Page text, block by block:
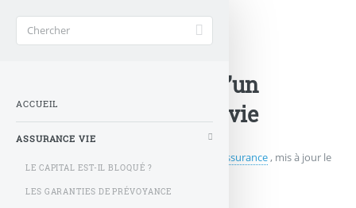
L’arbitrage au sein d’un
contrat d’assurance vie
NotreAssurance, mis à jour le
jeudi 3 février 2011 à 10 h 30
ACCUEIL
ASSURANCE VIE
LE CAPITAL EST-IL BLOQUÉ ?
LES GARANTIES DE PRÉVOYANCE